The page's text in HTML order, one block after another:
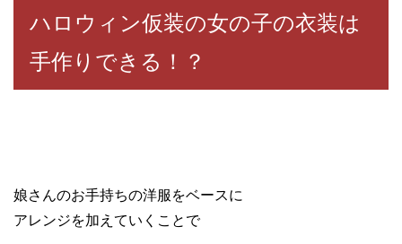
ハロウィン仮装の女の子の衣装は
手作りできる！？
娘さんのお手持ちの洋服をベースに
アレンジを加えていくことで